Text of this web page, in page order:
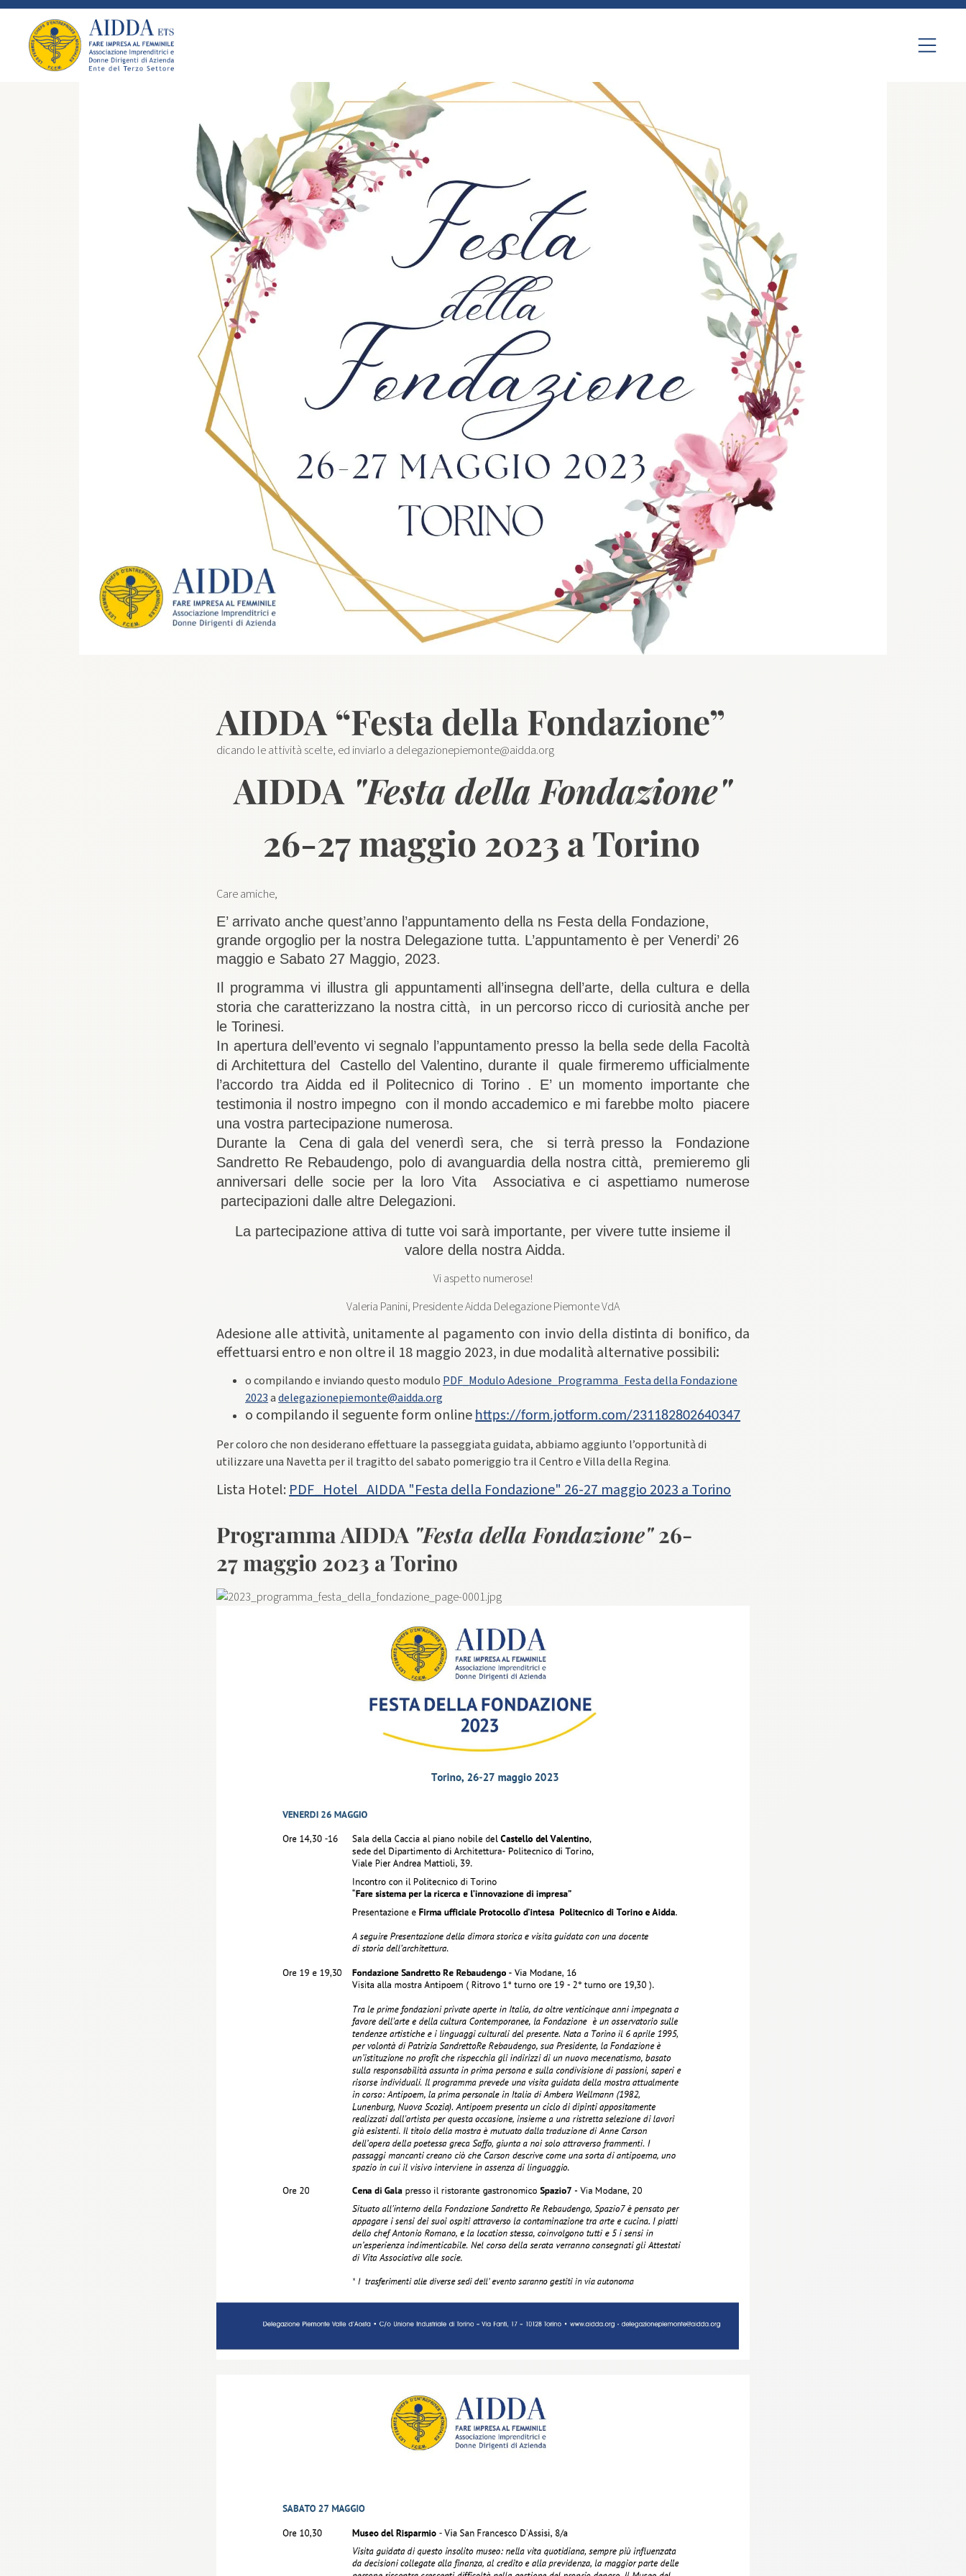
AIDDA “Festa della Fondazione”
dicando le attività scelte, ed inviarlo a delegazionepiemonte@aidda.org
AIDDA "Festa della Fondazione"
26-27 maggio 2023 a Torino
Care amiche,
E’ arrivato anche quest’anno l’appuntamento della ns Festa della Fondazione,
grande orgoglio per la nostra Delegazione tutta. L’appuntamento è perVenerdi’ 26
maggio e Sabato 27 Maggio, 2023.
Il programma vi illustra gli appuntamenti all’insegna dell’arte, della cultura e della
storia che caratterizzano la nostra città, in un percorso ricco di curiosità anche per
le Torinesi.
In apertura dell’evento vi segnalo l’appuntamento presso la bella sede della Facoltà
di Architettura del Castello del Valentino, durante il quale firmeremo ufficialmente
l’accordo tra Aidda ed il Politecnico di Torino . E’ un momento importante che
testimonia il nostro impegno con il mondo accademico e mi farebbe molto piacere
una vostra partecipazione numerosa.
Durante la Cena di gala del venerdì sera, che si terrà presso la Fondazione
Sandretto Re Rebaudengo, polo di avanguardia della nostra città, premieremo gli
anniversari delle socie per la loro Vita Associativa e ci aspettiamo numerose
partecipazioni dalle altre Delegazioni.
La partecipazione attiva di tutte voi sarà importante, per vivere tutte insieme il
valore della nostra Aidda.
Vi aspetto numerose!
Valeria Panini, Presidente Aidda Delegazione Piemonte VdA
Adesione alle attività, unitamente al pagamento con invio della distinta di bonifico, da
effettuarsi entro e non oltre il 18 maggio 2023, in due modalità alternative possibili:
o compilando e inviando questo modulo PDF_Modulo Adesione_Programma_Festa della Fondazione
2023adelegazionepiemonte@aidda.org
o compilando il seguente form onlinehttps://form.jotform.com/231182802640347
Per coloro che non desiderano effettuare la passeggiata guidata, abbiamo aggiunto l’opportunità di
utilizzare una Navetta per il tragitto del sabato pomeriggio tra il Centro e Villa della Regina.
Lista Hotel:PDF_Hotel_AIDDA "Festa della Fondazione" 26-27 maggio 2023 a Torino
Programma AIDDA "Festa della Fondazione"26-
27 maggio 2023 a Torino